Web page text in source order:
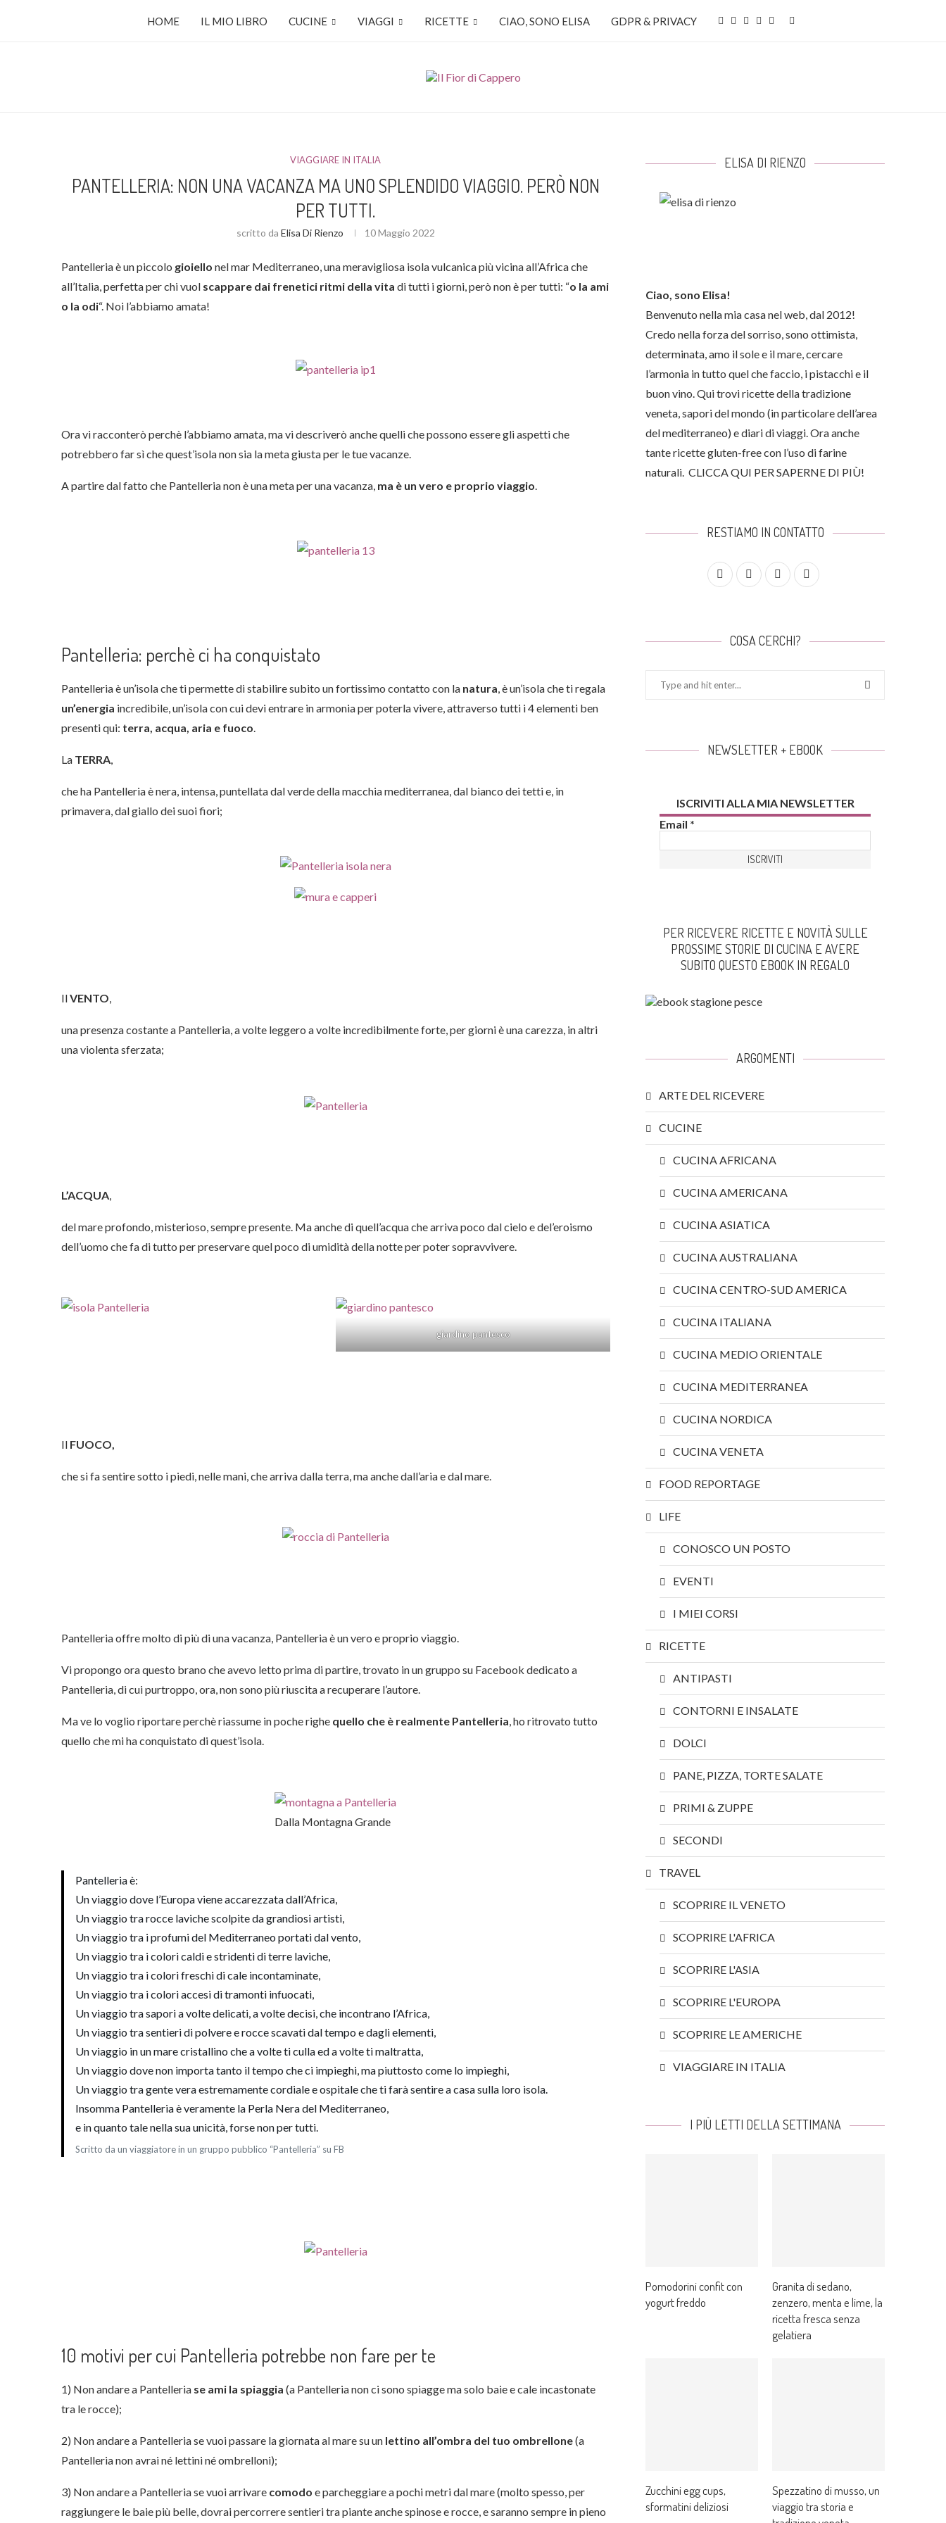
HOME IL MIO LIBRO CUCINE VIAGGI RICETTE CIAO, SONO ELISA GDPR & PRIVACY
VIAGGIARE IN ITALIA
PANTELLERIA: NON UNA VACANZA MA UNO SPLENDIDO VIAGGIO. PERÒ NON
PER TUTTI.
scritto da Elisa Di Rienzo 10 Maggio 2022
Pantelleria è un piccolo gioiello nel mar Mediterraneo, una meravigliosa isola vulcanica più vicina all’Africa che
all’Italia, perfetta per chi vuol scappare dai frenetici ritmi della vita di tutti i giorni, però non è per tutti: “o la ami
o la odi“. Noi l’abbiamo amata!
Ora vi racconterò perchè l’abbiamo amata, ma vi descriverò anche quelli che possono essere gli aspetti che
potrebbero far sì che quest’isola non sia la meta giusta per le tue vacanze.
A partire dal fatto che Pantelleria non è una meta per una vacanza, ma è un vero e proprio viaggio.
Pantelleria: perchè ci ha conquistato
Pantelleria è un’isola che ti permette di stabilire subito un fortissimo contatto con la natura, è un’isola che ti regala
un’energia incredibile, un’isola con cui devi entrare in armonia per poterla vivere, attraverso tutti i 4 elementi ben
presenti qui: terra, acqua, aria e fuoco.
La TERRA,
che ha Pantelleria è nera, intensa, puntellata dal verde della macchia mediterranea, dal bianco dei tetti e, in
primavera, dal giallo dei suoi fiori;
IlVENTO,
una presenza costante a Pantelleria, a volte leggero a volte incredibilmente forte, per giorni è una carezza, in altri
una violenta sferzata;
L’ACQUA,
del mare profondo, misterioso, sempre presente. Ma anche di quell’acqua che arriva poco dal cielo e del’eroismo
dell’uomo che fa di tutto per preservare quel poco di umidità della notte per poter sopravvivere.
giardino pantesco
Il FUOCO,
che si fa sentire sotto i piedi, nelle mani, che arriva dalla terra, ma anche dall’aria e dal mare.
Pantelleria offre molto di più di una vacanza, Pantelleria è un vero e proprio viaggio.
Vi propongo ora questo brano che avevo letto prima di partire, trovato in un gruppo su Facebook dedicato a
Pantelleria, di cui purtroppo, ora, non sono più riuscita a recuperare l’autore.
Ma ve lo voglio riportare perchè riassume in poche righe quello che è realmente Pantelleria, ho ritrovato tutto
quello che mi ha conquistato di quest’isola.
Dalla Montagna Grande
Pantelleria è:
Un viaggio dove l’Europa viene accarezzata dall’Africa,
Un viaggio tra rocce laviche scolpite da grandiosi artisti,
Un viaggio tra i profumi del Mediterraneo portati dal vento,
Un viaggio tra i colori caldi e stridenti di terre laviche,
Un viaggio tra i colori freschi di cale incontaminate,
Un viaggio tra i colori accesi di tramonti infuocati,
Un viaggio tra sapori a volte delicati, a volte decisi, che incontrano l’Africa,
Un viaggio tra sentieri di polvere e rocce scavati dal tempo e dagli elementi,
Un viaggio in un mare cristallino che a volte ti culla ed a volte ti maltratta,
Un viaggio dove non importa tanto il tempo che ci impieghi, ma piuttosto come lo impieghi,
Un viaggio tra gente vera estremamente cordiale e ospitale che ti farà sentire a casa sulla loro isola.
Insomma Pantelleria è veramente la Perla Nera del Mediterraneo,
e in quanto tale nella sua unicità, forse non per tutti.
Scritto da un viaggiatore in un gruppo pubblico “Pantelleria” su FB
10 motivi per cui Pantelleria potrebbe non fare per te
1) Non andare a Pantelleria se ami la spiaggia (a Pantelleria non ci sono spiagge ma solo baie e cale incastonate
tra le rocce);
2) Non andare a Pantelleria se vuoi passare la giornata al mare su un lettino all’ombra del tuo ombrellone(a
Pantelleria non avrai né lettini né ombrelloni);
3) Non andare a Pantelleria se vuoi arrivare comodo e parcheggiare a pochi metri dal mare (molto spesso, per
raggiungere le baie più belle, dovrai percorrere sentieri tra piante anche spinose e rocce, e saranno sempre in pieno
ELISA DI RIENZO
Ciao, sono Elisa!
Benvenuto nella mia casa nel web, dal 2012!
Credo nella forza del sorriso, sono ottimista,
determinata, amo il sole e il mare, cercare
l’armonia in tutto quel che faccio, i pistacchi e il
buon vino. Qui trovi ricette della tradizione
veneta, sapori del mondo (in particolare dell’area
del mediterraneo) e diari di viaggi. Ora anche
tante ricette gluten-free con l’uso di farine
naturali. CLICCA QUI PER SAPERNE DI PIÙ!
RESTIAMO IN CONTATTO
COSA CERCHI?
NEWSLETTER + EBOOK
ISCRIVITI ALLA MIA NEWSLETTER
Email *
PER RICEVERE RICETTE E NOVITÀ SULLE
PROSSIME STORIE DI CUCINA E AVERE
SUBITO QUESTO EBOOK IN REGALO
ARGOMENTI
ARTE DEL RICEVERE
CUCINE
CUCINA AFRICANA
CUCINA AMERICANA
CUCINA ASIATICA
CUCINA AUSTRALIANA
CUCINA CENTRO-SUD AMERICA
CUCINA ITALIANA
CUCINA MEDIO ORIENTALE
CUCINA MEDITERRANEA
CUCINA NORDICA
CUCINA VENETA
FOOD REPORTAGE
LIFE
CONOSCO UN POSTO
EVENTI
I MIEI CORSI
RICETTE
ANTIPASTI
CONTORNI E INSALATE
DOLCI
PANE, PIZZA, TORTE SALATE
PRIMI & ZUPPE
SECONDI
TRAVEL
SCOPRIRE IL VENETO
SCOPRIRE L'AFRICA
SCOPRIRE L'ASIA
SCOPRIRE L'EUROPA
SCOPRIRE LE AMERICHE
VIAGGIARE IN ITALIA
I PIÙ LETTI DELLA SETTIMANA
Pomodorini confit con
yogurt freddo
Granita di sedano,
zenzero, menta e lime, la
ricetta fresca senza
gelatiera
Zucchini egg cups,
sformatini deliziosi
Spezzatino di musso, un
viaggio tra storia e